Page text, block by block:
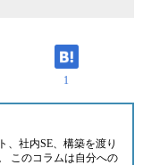
1
、社内SE、構築を渡り
このコラムは自分への